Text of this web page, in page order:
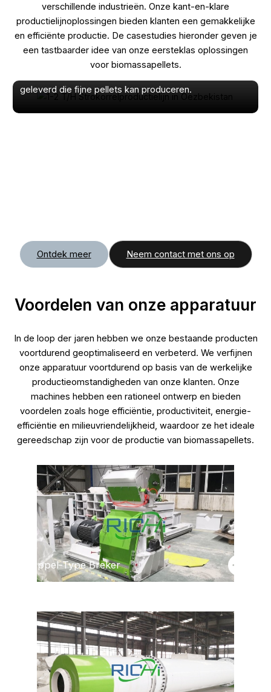
verschillende industrieën. Onze kant-en-klare
productielijnoplossingen bieden klanten een gemakkelijke
en efficiënte productie. De casestudies hieronder geven je
een tastbaarder idee van onze eersteklas oplossingen
voor biomassapellets.
In dit project worden strokorrels van 6 mm
geproduceerd. De grondstoffen zijn maïsstengels en
rijststro. De klant wil strovoeder produceren voor de
verkoop en heeft dus een kosteneffectieve oplossing
geleverd die fijne pellets kan produceren.
Ontdek meer Neem contact met ons op
Voordelen van onze apparatuur
In de loop der jaren hebben we onze bestaande producten
voortdurend geoptimaliseerd en verbeterd. We verfijnen
onze apparatuur voortdurend op basis van de werkelijke
productieomstandigheden van onze klanten. Onze
machines hebben een rationeel ontwerp en bieden
voordelen zoals hoge efficiëntie, productiviteit, energie-
efficiëntie en milieuvriendelijkheid, waardoor ze het ideale
gereedschap zijn voor de productie van biomassapellets.
Druppel-Type Breker Gratis advies